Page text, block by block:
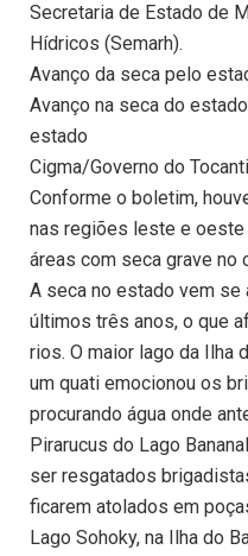
Secretaria de Estado de
Hídricos (Semarh).
Avanço da seca pelo
Avanço na seca do
estado
Cigma/Governo do
Conforme o boletim,
nas regiões leste e oeste
áreas com seca grave no
A seca no estado vem se
últimos três anos, o que
rios. O maior lago da Ilha
um quati emocionou os
procurando água onde
Pirarucus do Lago
ser resgatados
ficarem atolados em
Lago Sohoky, na Ilha do